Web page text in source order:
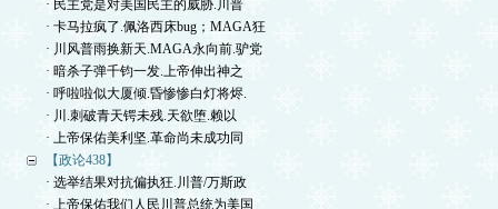
· 民主党是对美国民主的威胁.川普
· 卡马拉疯了.佩洛西床bug；MAGA狂
· 川风普雨换新天.MAGA永向前.驴党
· 暗杀子弹千钧一发.上帝伸出神之
· 呼啦啦似大厦倾.昏惨惨白灯将烬.
· 川.刺破青天锷未残.天欲堕.赖以
· 上帝保佑美利坚.革命尚未成功同
【政论438】
· 选举结果对抗偏执狂.川普/万斯政
· 上帝保佑我们人民川普总统为美国